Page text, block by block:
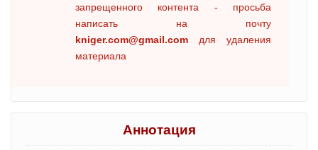
запрещенного контента - просьба
написать на почту
kniger.com@gmail.com для удаления
материала
Аннотация